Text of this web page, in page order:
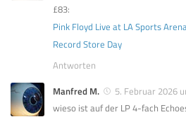
£83:
Pink Floyd Live at LA Sports
Record Store Day
Antworten
Manfred M.
5. Februar 2026
wieso ist auf der LP 4-fach